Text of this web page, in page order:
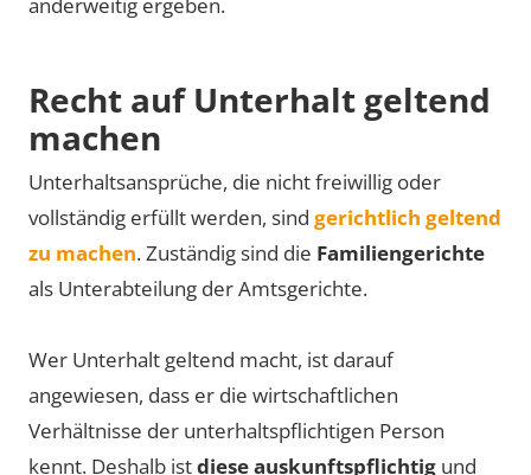
Recht auf Unterhalt geltend
machen
Unterhaltsansprüche, die nicht freiwillig oder
vollständig erfüllt werden, sind gerichtlich geltend
zu machen. Zuständig sind die Familiengerichte
als Unterabteilung der Amtsgerichte.
Wer Unterhalt geltend macht, ist darauf
angewiesen, dass er die wirtschaftlichen
Verhältnisse der unterhaltspflichtigen Person
kennt. Deshalb istdiese auskunftspflichtig und